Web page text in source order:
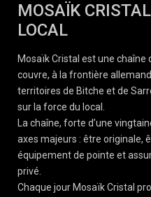
MOSAÏK
LOCAL
Mosaïk Cristal est une
couvre, à la frontière
territoires de Bitche et de
sur la force du local.
La chaîne, forte d’une
axes majeurs : être originale,
équipement de pointe et
privé.
Chaque jour Mosaïk Cristal